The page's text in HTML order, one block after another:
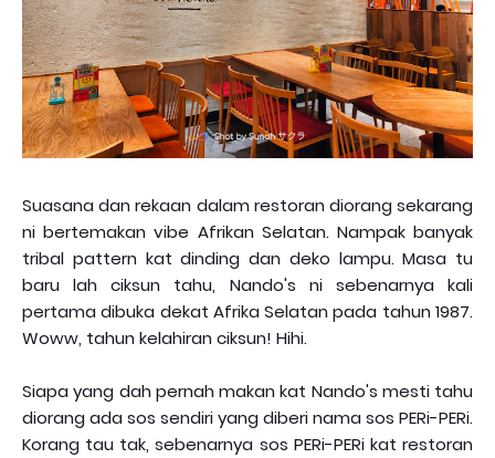
Suasana dan rekaan dalam restoran diorang sekarang
ni bertemakan vibe Afrikan Selatan. Nampak banyak
tribal pattern kat dinding dan deko lampu. Masa tu
baru lah ciksun tahu, Nando's ni sebenarnya kali
pertama dibuka dekat Afrika Selatan pada tahun 1987.
Woww, tahun kelahiran ciksun! Hihi.
Siapa yang dah pernah makan kat Nando's mesti tahu
diorang ada sos sendiri yang diberi nama sos PERi-PERi.
Korang tau tak, sebenarnya sos PERi-PERi kat restoran